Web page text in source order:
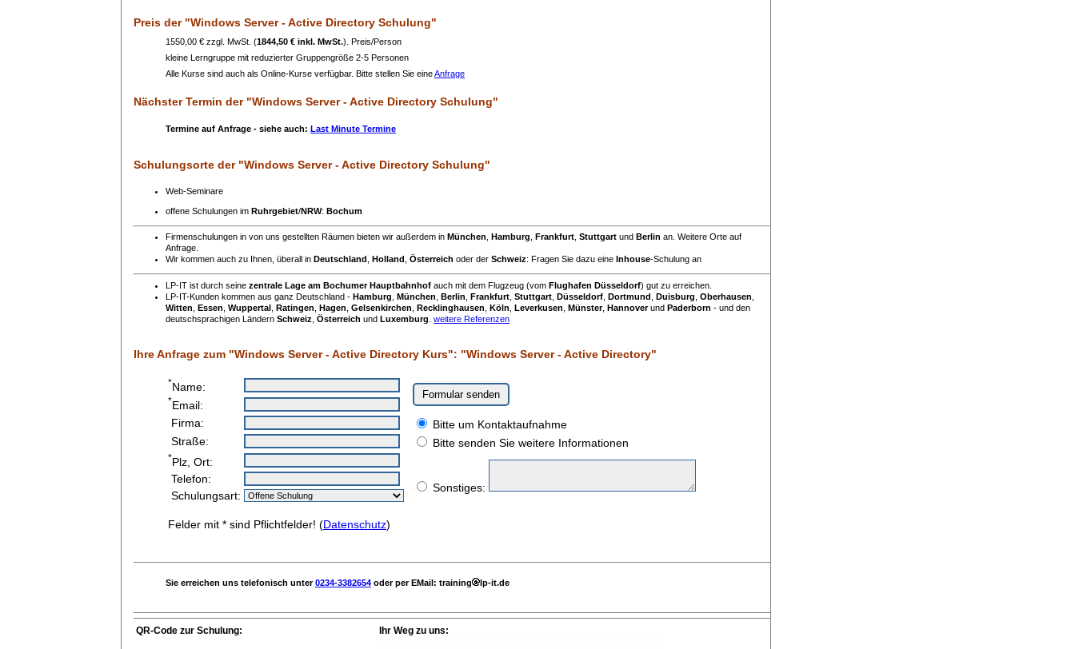
Preis der "Windows Server - Active Directory Schulung"
1550,00 € zzgl. MwSt. (1844,50 € inkl. MwSt.). Preis/Person
kleine Lerngruppe mit reduzierter Gruppengröße 2-5 Personen
Alle Kurse sind auch als Online-Kurse verfügbar. Bitte stellen Sie eineAnfrage
Nächster Termin der "Windows Server - Active Directory Schulung"
Termine auf Anfrage - siehe auch: Last Minute Termine
Schulungsorte der "Windows Server - Active Directory Schulung"
Web-Seminare
offene Schulungen im Ruhrgebiet/NRW: Bochum
Firmenschulungen in von uns gestellten Räumen bieten wir außerdem in München Hamburg Frankfurt Stuttgart und Berlin an. Weitere Orte auf
Anfrage.
Wir kommen auch zu Ihnen, überall in Deutschland Holland Österreich oder der Schweiz: Fragen Sie dazu eine Inhouse-Schulung an
LP-IT ist durch seine zentrale Lage am Bochumer Hauptbahnhof auch mit dem Flugzeug (vom Flughafen Düsseldorf) gut zu erreichen.
LP-IT-Kunden kommen aus ganz Deutschland - Hamburg München Berlin Frankfurt Stuttgart Düsseldorf Dortmund Duisburg Oberhausen
Witten Essen Wuppertal Ratingen Hagen Gelsenkirchen Recklinghausen Köln Leverkusen Münster, Hannoverund Paderborn - und den
deutschsprachigen Ländern Schweiz Österreich und Luxemburg weitere Referenzen
Ihre Anfrage zum "Windows Server - Active Directory Kurs": "Windows Server - Active Directory"
*Name:
*Email:
Firma:
Bitte um Kontaktaufnahme
Straße:
Bitte senden Sie weitere Informationen
*Plz, Ort:
Sonstiges:
Telefon:
Schulungsart:
Felder mit * sind Pflichtfelder! (Datenschutz)
Sie erreichen uns telefonisch unter0234-3382654 oder per EMail: training lp-it.de
QR-Code zur Schulung: Ihr Weg zu uns: